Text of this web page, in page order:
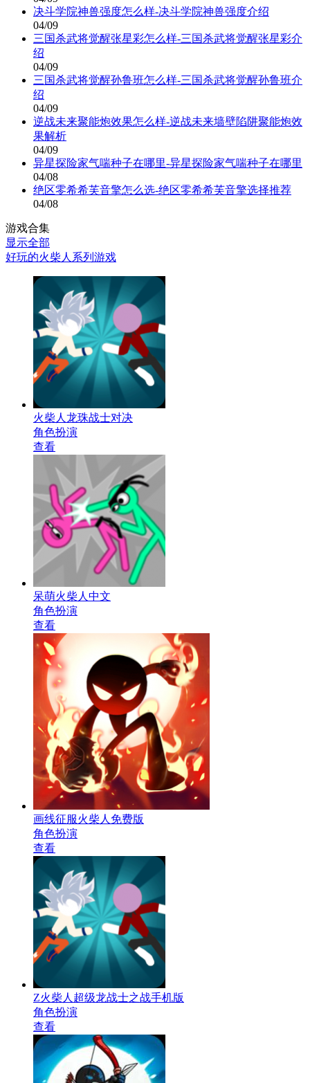
决斗学院神兽强度怎么样-决斗学院神兽强度介绍
04/09
三国杀武将觉醒张星彩怎么样-三国杀武将觉醒张星彩介
绍
04/09
三国杀武将觉醒孙鲁班怎么样-三国杀武将觉醒孙鲁班介
绍
04/09
逆战未来聚能炮效果怎么样-逆战未来墙壁陷阱聚能炮效
果解析
04/09
异星探险家气喘种子在哪里-异星探险家气喘种子在哪里
04/08
绝区零希希芙音擎怎么选-绝区零希希芙音擎选择推荐
04/08
游戏合集
显示全部
好玩的火柴人系列游戏
火柴人龙珠战士对决
角色扮演
查看
呆萌火柴人中文
角色扮演
查看
画线征服火柴人免费版
角色扮演
查看
Z火柴人超级龙战士之战手机版
角色扮演
查看